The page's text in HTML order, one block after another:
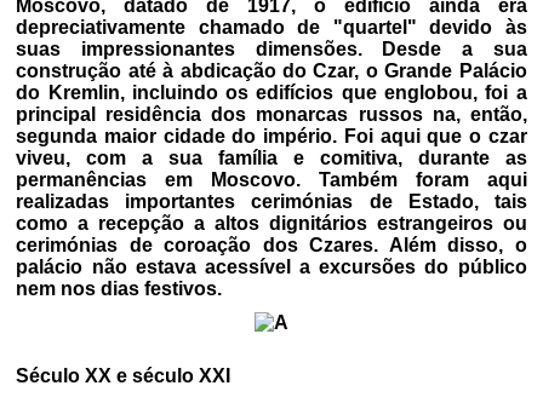
Moscovo, datado de 1917, o edifício ainda era
depreciativamente chamado de "quartel" devido às
suas impressionantes dimensões. Desde a sua
construção até à abdicação do Czar, o Grande Palácio
do Kremlin, incluindo os edifícios que englobou, foi a
principal residência dos monarcas russos na, então,
segunda maior cidade do império. Foi aqui que o czar
viveu, com a sua família e comitiva, durante as
permanências em Moscovo. Também foram aqui
realizadas importantes cerimónias de Estado, tais
como a recepção a altos dignitários estrangeiros ou
cerimónias de coroação dos Czares. Além disso, o
palácio não estava acessível a excursões do público
nem nos dias festivos.
Século XX e século XXI